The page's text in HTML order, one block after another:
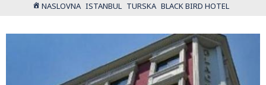
NASLOVNA ISTANBUL TURSKA BLACK BIRD HOTEL